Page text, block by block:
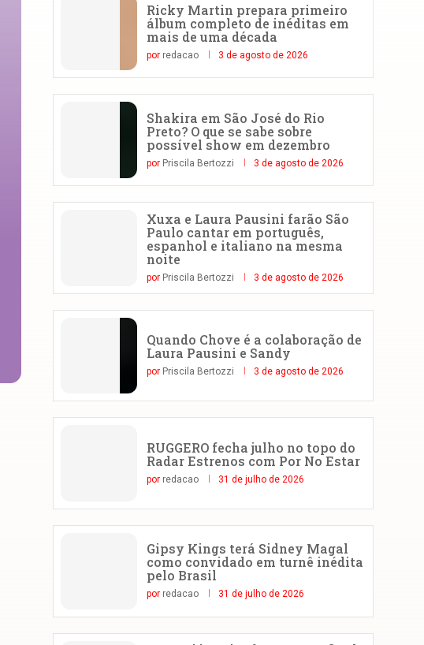
Ricky Martin prepara primeiro
álbum completo de inéditas em
mais de uma década
por redacao 3 de agosto de 2026
Shakira em São José do Rio
Preto? O que se sabe sobre
possível show em dezembro
por Priscila Bertozzi 3 de agosto de 2026
Xuxa e Laura Pausini farão São
Paulo cantar em português,
espanhol e italiano na mesma
noite
por Priscila Bertozzi 3 de agosto de 2026
Quando Chove é a colaboração de
Laura Pausini e Sandy
por Priscila Bertozzi 3 de agosto de 2026
RUGGERO fecha julho no topo do
Radar Estrenos com Por No Estar
por redacao 31 de julho de 2026
Gipsy Kings terá Sidney Magal
como convidado em turnê inédita
pelo Brasil
por redacao 31 de julho de 2026